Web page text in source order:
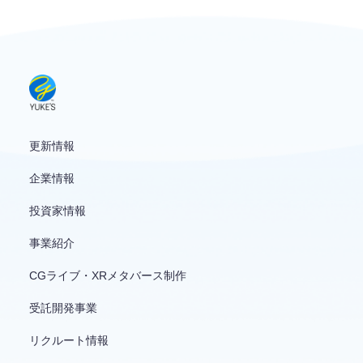
更新情報
企業情報
投資家情報
事業紹介
CGライブ・XRメタバース制作
受託開発事業
リクルート情報